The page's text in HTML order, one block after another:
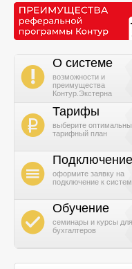
i
О системе
возможности и
преимущества
Контур.Экстерна
b
Тарифы
выберите
тарифный план
h
Подключение
оформите заявку на
подключение к
g
Обучение
семинары и курсы для
бухгалтеров